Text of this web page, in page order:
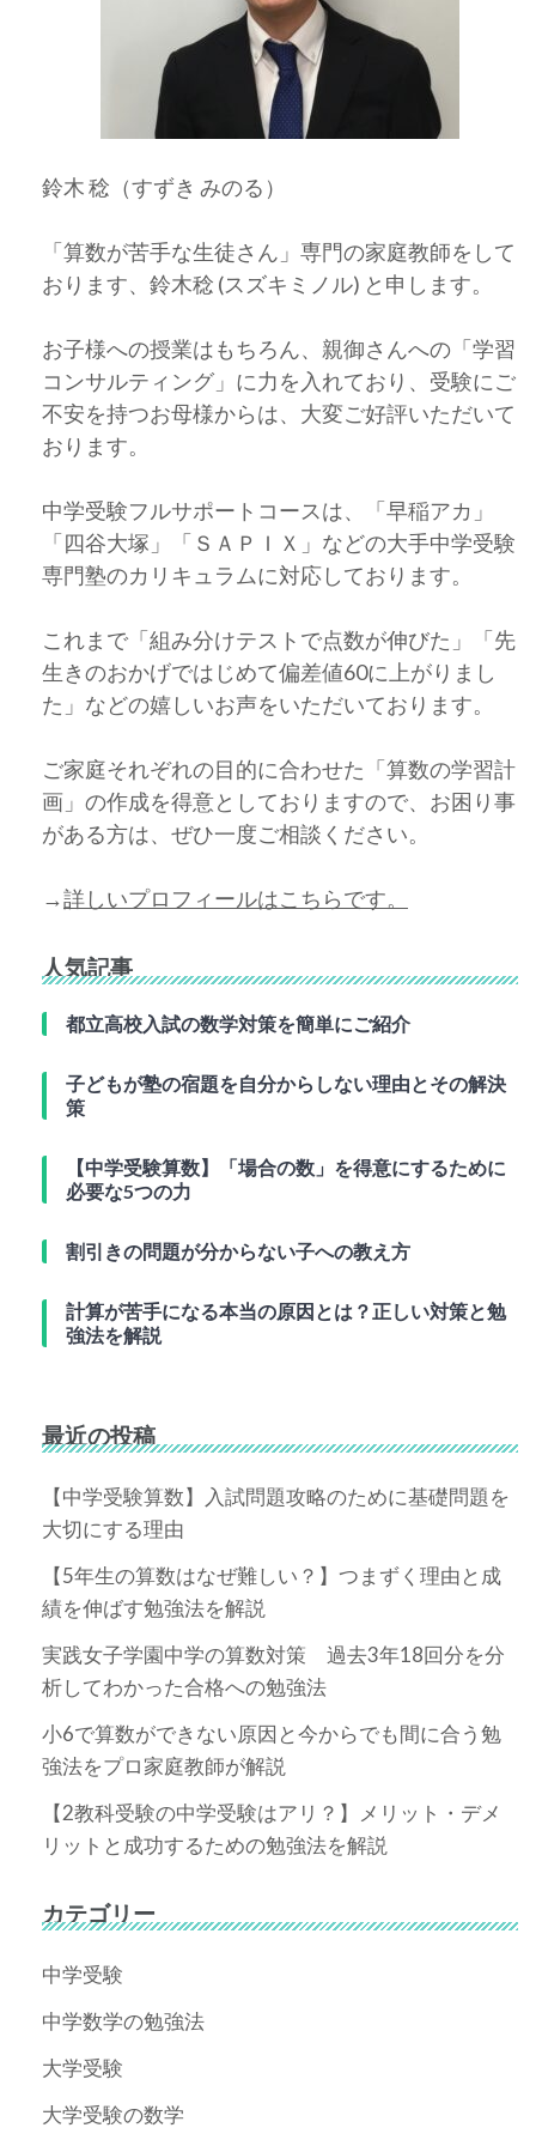
鈴木 稔（すずき みのる）
「算数が苦手な生徒さん」専門の家庭教師をして
おります、鈴木稔 (スズキミノル) と申します。
お子様への授業はもちろん、親御さんへの「学習
コンサルティング」に力を入れており、受験にご
不安を持つお母様からは、大変ご好評いただいて
おります。
中学受験フルサポートコースは、「早稲アカ」
「四谷大塚」「ＳＡＰＩＸ」などの大手中学受験
専門塾のカリキュラムに対応しております。
これまで「組み分けテストで点数が伸びた」「先
生きのおかげではじめて偏差値60に上がりまし
た」などの嬉しいお声をいただいております。
ご家庭それぞれの目的に合わせた「算数の学習計
画」の作成を得意としておりますので、お困り事
がある方は、ぜひ一度ご相談ください。
→詳しいプロフィールはこちらです。
人気記事
都立高校入試の数学対策を簡単にご紹介
子どもが塾の宿題を自分からしない理由とその解決
策
【中学受験算数】「場合の数」を得意にするために
必要な5つの力
割引きの問題が分からない子への教え方
計算が苦手になる本当の原因とは？正しい対策と勉
強法を解説
最近の投稿
【中学受験算数】入試問題攻略のために基礎問題を
大切にする理由
【5年生の算数はなぜ難しい？】つまずく理由と成
績を伸ばす勉強法を解説
実践女子学園中学の算数対策 過去3年18回分を分
析してわかった合格への勉強法
小6で算数ができない原因と今からでも間に合う勉
強法をプロ家庭教師が解説
【2教科受験の中学受験はアリ？】メリット・デメ
リットと成功するための勉強法を解説
カテゴリー
中学受験
中学数学の勉強法
大学受験
大学受験の数学